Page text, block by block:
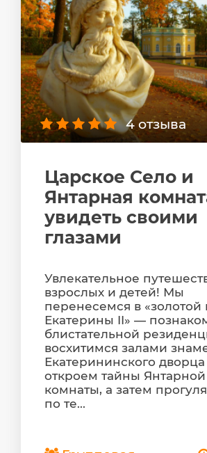
4 отзыва
Царское Село и
Янтарная
увидеть своими
глазами
Увлекательное
взрослых и детей! Мы
перенесемся в «золотой
Екатерины II» —
блистательной
восхитимся залами
Екатерининского
откроем тайны Янтарной
комнаты, а затем
по те...